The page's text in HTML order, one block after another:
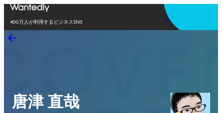
400万人が利用するビジネスSNS
アプリを使う
唐津 直哉